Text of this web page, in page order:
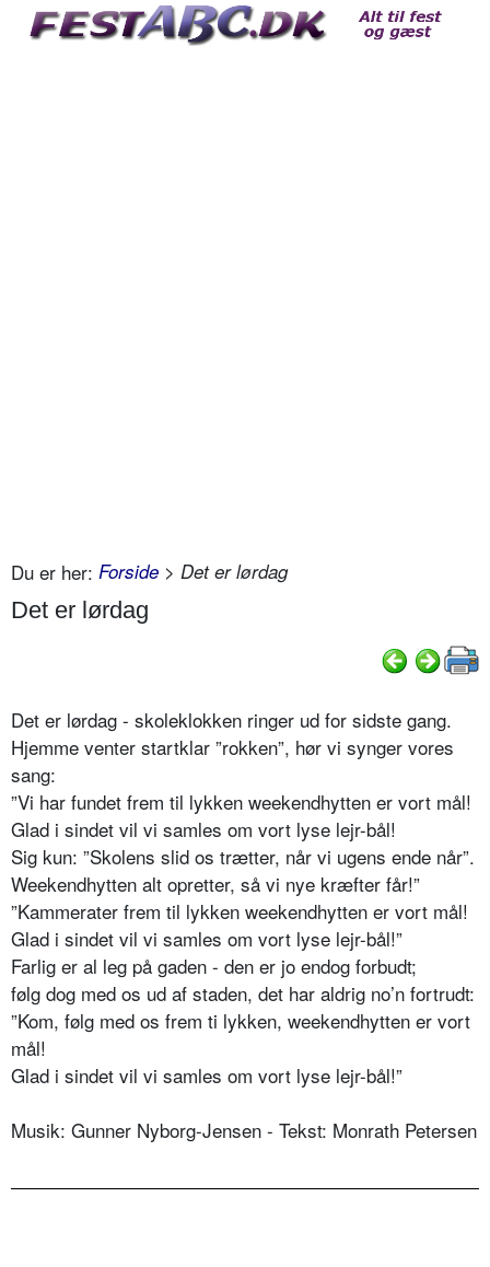
Du er her: Forside > Det er lørdag
Det er lørdag
Det er lørdag - skoleklokken ringer ud for sidste gang.
Hjemme venter startklar ”rokken”, hør vi synger vores
sang:
”Vi har fundet frem til lykken weekendhytten er vort mål!
Glad i sindet vil vi samles om vort lyse lejr-bål!
Sig kun: ”Skolens slid os trætter, når vi ugens ende når”.
Weekendhytten alt opretter, så vi nye kræfter får!”
”Kammerater frem til lykken weekendhytten er vort mål!
Glad i sindet vil vi samles om vort lyse lejr-bål!”
Farlig er al leg på gaden - den er jo endog forbudt;
følg dog med os ud af staden, det har aldrig no’n fortrudt:
”Kom, følg med os frem ti lykken, weekendhytten er vort
mål!
Glad i sindet vil vi samles om vort lyse lejr-bål!”
Musik: Gunner Nyborg-Jensen - Tekst: Monrath Petersen